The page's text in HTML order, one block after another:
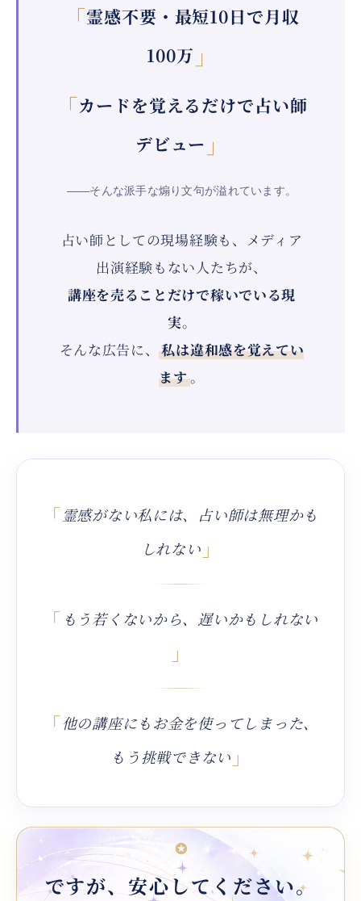
「霊感不要・最短10日で月収
100万 」
「カードを覚えるだけで占い師
デビュー 」
——そんな派手な煽り文句が溢れています。
占い師としての現場経験も、メディア
出演経験もない人たちが、
講座を売ることだけで稼いでいる現
実。
そんな広告に、私は違和感を覚えてい
ます。
「霊感がない私には、占い師は無理かも
しれない 」
「 もう若くないから、遅いかもしれない
」
「他の講座にもお金を使ってしまった、
もう挑戦できない 」
✪
ですが、安心してください。